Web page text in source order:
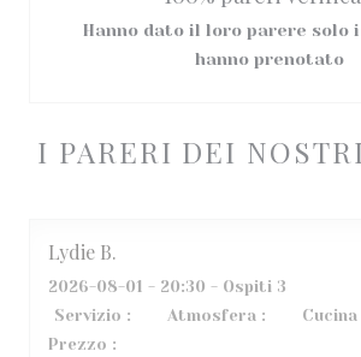
I PARERI DEI
Lydie B
2026-08-01 - 20:30 - Ospiti 3
Servizio : Atmosfera : Cucina
Prezzo :
Hanno dato il loro parere solo
hanno prenotato